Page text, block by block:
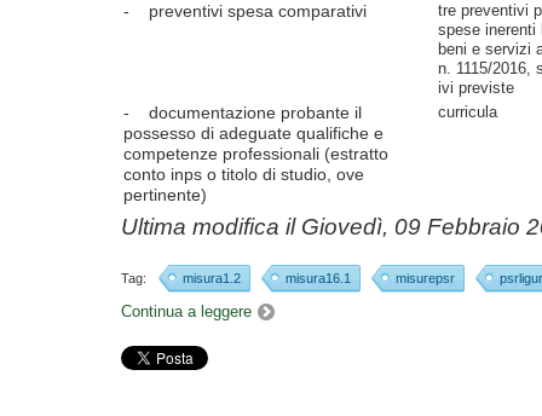
- preventivi spesa comparativi
tre preventivi
spese inerenti
beni e servizi
n. 1115/2016,
ivi previste
- documentazione probante il
possesso di adeguate qualifiche e
competenze professionali (estratto
conto inps o titolo di studio, ove
pertinente)
curricula
Ultima modifica il Giovedì, 09 Febbraio
Tag: misura1.2 misura16.1 misurepsr
Continua a leggere